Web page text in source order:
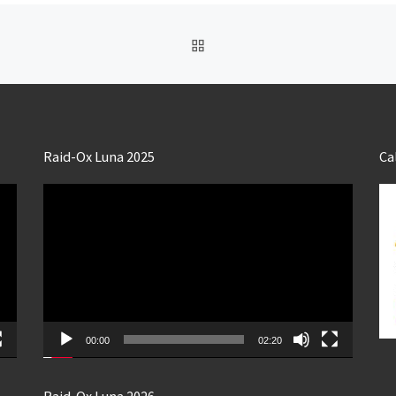
Raid-Ox Luna 2025
00:00 02:20